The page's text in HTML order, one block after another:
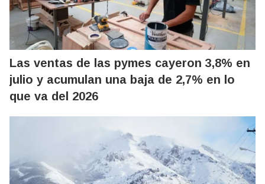
Las ventas de las pymes cayeron 3,8% en
julio y acumulan una baja de 2,7% en lo
que va del 2026